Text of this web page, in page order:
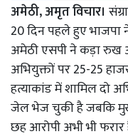
अमेठी, अमृत विचार।
20 दिन पहले हुए भाजपा
अमेठी एसपी ने कड़ा रुख
अभियुक्तों पर 25-25
हत्याकांड में शामिल दो
जेल भेज चुकी है जबकि
छह आरोपी अभी भी फरार